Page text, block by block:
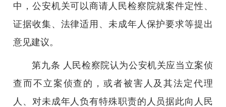
中，公安机关可以商请人民检察院就案件定性、
证据收集、法律适用、未成年人保护要求等提出
意见建议。
第九条 人民检察院认为公安机关应当立案侦
查而不立案侦查的，或者被害人及其法定代理
人、对未成年人负有特殊职责的人员据此向人民